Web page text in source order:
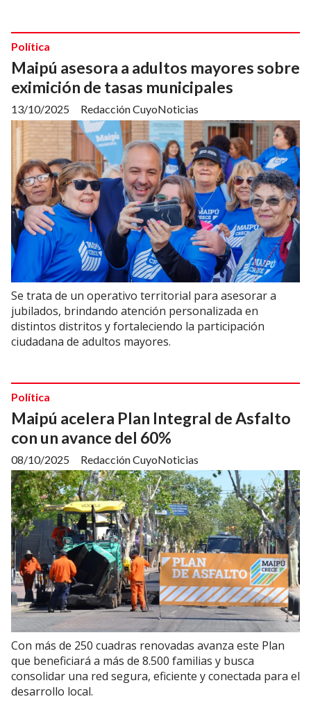
Maipú asesora a adultos mayores sobre
eximición de tasas municipales
Redacción CuyoNoticias
Política
13/10/2025
Se trata de un operativo territorial para asesorar a
jubilados, brindando atención personalizada en
distintos distritos y fortaleciendo la participación
ciudadana de adultos mayores.
Maipú acelera Plan Integral de Asfalto
con un avance del 60%
Redacción CuyoNoticias
Política
08/10/2025
Con más de 250 cuadras renovadas avanza este Plan
que beneficiará a más de 8.500 familias y busca
consolidar una red segura, eficiente y conectada para el
desarrollo local.